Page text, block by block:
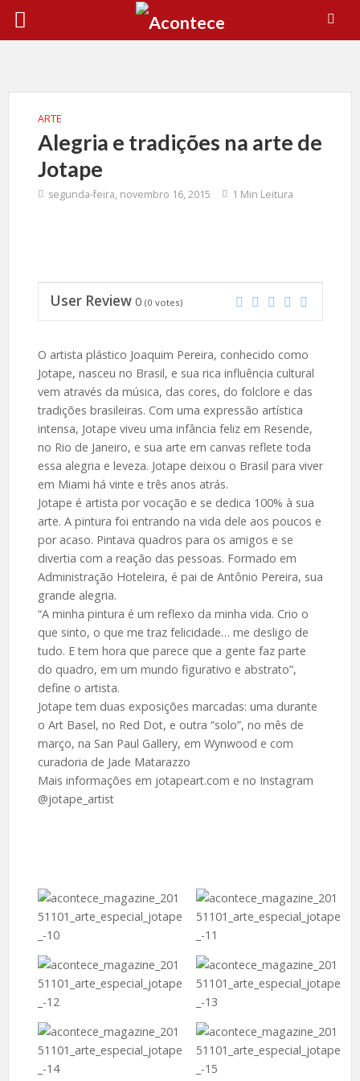
ARTE
Alegria e tradições na arte de
Jotape
segunda-feira, novembro 16, 2015 1 Min Leitura
User Review 0 (0 votes)
O artista plástico Joaquim Pereira, conhecido como
Jotape, nasceu no Brasil, e sua rica influência cultural
vem através da música, das cores, do folclore e das
tradições brasileiras. Com uma expressão artística
intensa, Jotape viveu uma infância feliz em Resende,
no Rio de Janeiro, e sua arte em canvas reflete toda
essa alegria e leveza. Jotape deixou o Brasil para viver
em Miami há vinte e três anos atrás.
Jotape é artista por vocação e se dedica 100% à sua
arte. A pintura foi entrando na vida dele aos poucos e
por acaso. Pintava quadros para os amigos e se
divertia com a reação das pessoas. Formado em
Administração Hoteleira, é pai de Antônio Pereira, sua
grande alegria.
“A minha pintura é um reflexo da minha vida. Crio o
que sinto, o que me traz felicidade… me desligo de
tudo. E tem hora que parece que a gente faz parte
do quadro, em um mundo figurativo e abstrato”,
define o artista.
Jotape tem duas exposições marcadas: uma durante
o Art Basel, no Red Dot, e outra “solo”, no mês de
março, na San Paul Gallery, em Wynwood e com
curadoria de Jade Matarazzo
Mais informações em jotapeart.com e no Instagram
@jotape_artist